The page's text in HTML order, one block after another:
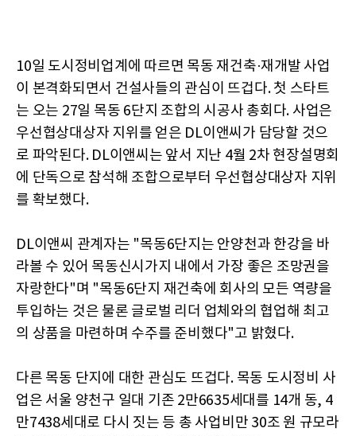
10일 도시정비업계에 따르면 목동 재건축·재개발 사업
이 본격화되면서 건설사들의 관심이 뜨겁다. 첫 스타트
는 오는 27일 목동 6단지 조합의 시공사 총회다. 사업은
우선협상대상자 지위를 얻은 DL이앤씨가 담당할 것으
로 파악된다. DL이앤씨는 앞서 지난 4월 2차 현장설명회
에 단독으로 참석해 조합으로부터 우선협상대상자 지위
를 확보했다.
DL이앤씨 관계자는 "목동6단지는 안양천과 한강을 바
라볼 수 있어 목동신시가지 내에서 가장 좋은 조망권을
자랑한다"며 "목동6단지 재건축에 회사의 모든 역량을
투입하는 것은 물론 글로벌 리더 업체와의 협업해 최고
의 상품을 마련하며 수주를 준비했다"고 밝혔다.
다른 목동 단지에 대한 관심도 뜨겁다. 목동 도시정비 사
업은 서울 양천구 일대 기존 2만6635세대를 14개 동, 4
만7438세대로 다시 짓는 등 총 사업비만 30조 원 규모라